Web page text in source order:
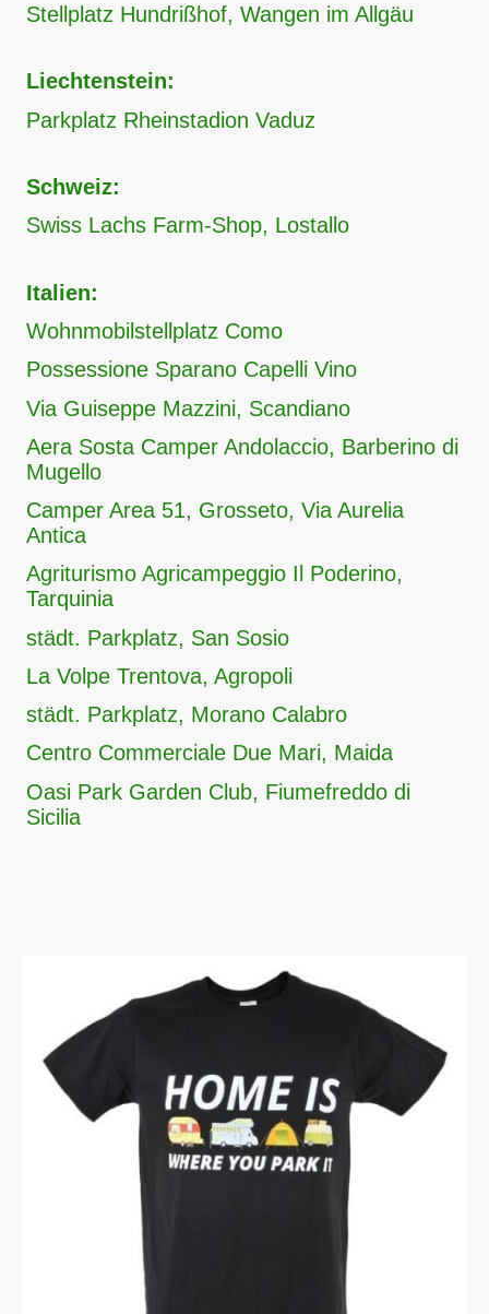
Stellplatz Hundrißhof, Wangen im Allgäu
Liechtenstein:
Parkplatz Rheinstadion Vaduz
Schweiz:
Swiss Lachs Farm-Shop, Lostallo
Italien:
Wohnmobilstellplatz Como
Possessione Sparano Capelli Vino
Via Guiseppe Mazzini, Scandiano
Aera Sosta Camper Andolaccio, Barberino di
Mugello
Camper Area 51, Grosseto, Via Aurelia
Antica
Agriturismo Agricampeggio Il Poderino,
Tarquinia
städt. Parkplatz, San Sosio
La Volpe Trentova, Agropoli
städt. Parkplatz, Morano Calabro
Centro Commerciale Due Mari, Maida
Oasi Park Garden Club, Fiumefreddo di
Sicilia